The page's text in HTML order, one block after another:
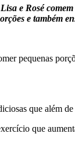
e Rosé
e também
pequenas
que além
que